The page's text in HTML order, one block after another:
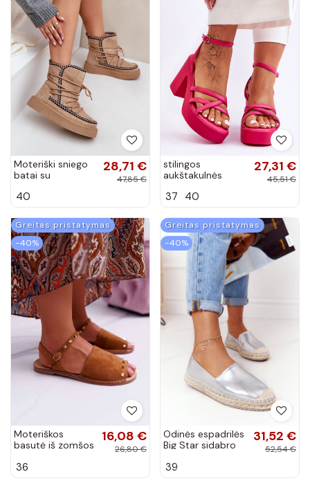
Moteriški sniego
batai su
spalvos
28,71 €
47,85 €
40
stilingos
aukštakulnės
dirželiais rožinės
27,31 €
45,51 €
37 40
Greitas pristatymas
−40%
Moteriškos
basutė iš zomšos
16,08 €
26,80 €
36
Greitas pristatymas
−40%
Odinės espadrilės
Big Star sidabro
31,52 €
52,54 €
39